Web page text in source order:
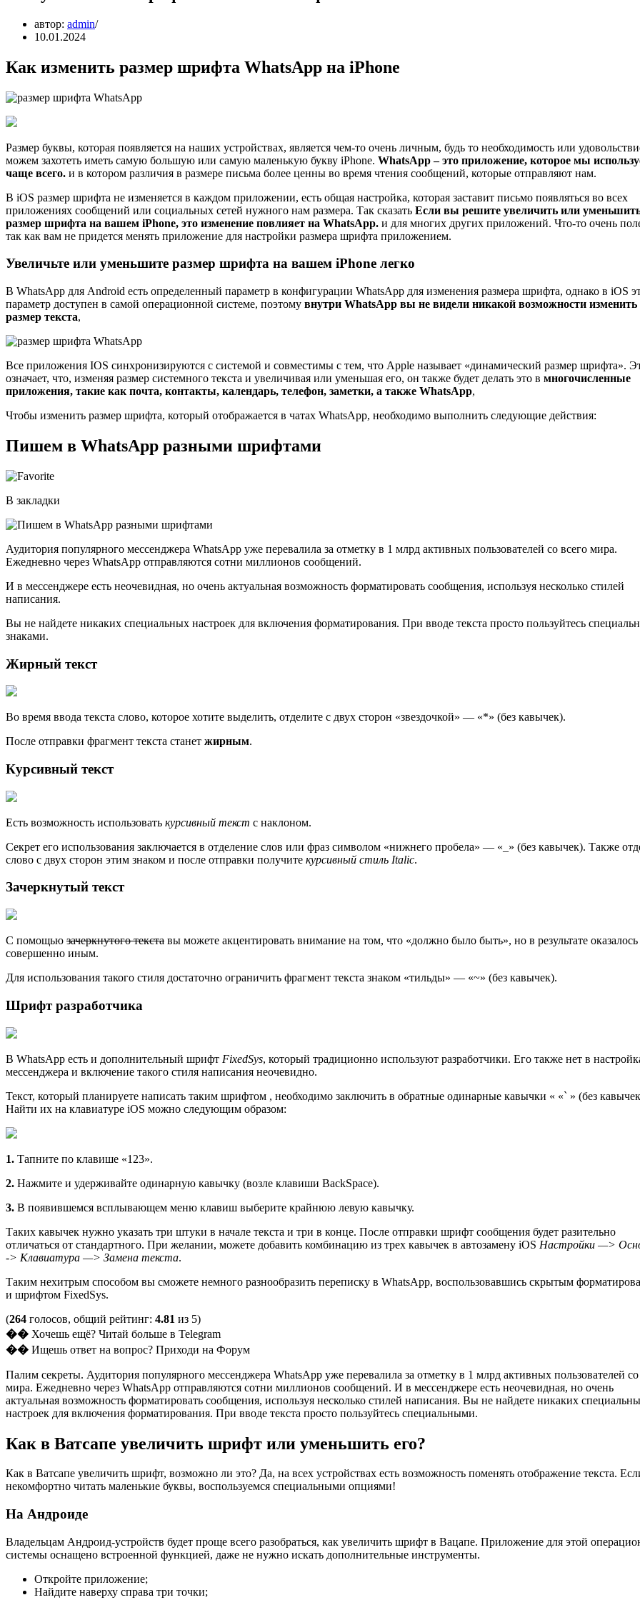
автор: admin
10.01.2024
Как изменить размер шрифта WhatsApp на iPhone
Размер буквы, которая появляется на наших устройствах, является чем-то очень личным, будь то необходимость или
можем захотеть иметь самую большую или самую маленькую букву iPhone. WhatsApp – это приложение, которое мы
чаще всего. и в котором различия в размере письма более ценны во время чтения сообщений, которые отправляют нам.
В iOS размер шрифта не изменяется в каждом приложении, есть общая настройка, которая заставит письмо появляться во всех
приложениях сообщений или социальных сетей нужного нам размера. Так сказать Если вы решите увеличить или
размер шрифта на вашем iPhone, это изменение повлияет на WhatsApp. и для многих других приложений. Что-то очень
так как вам не придется менять приложение для настройки размера шрифта приложением.
Увеличьте или уменьшите размер шрифта на вашем iPhone легко
В WhatsApp для Android есть определенный параметр в конфигурации WhatsApp для изменения размера шрифта, однако в iOS
параметр доступен в самой операционной системе, поэтому внутри WhatsApp вы не видели никакой возможности изменить
размер текста,
Все приложения IOS синхронизируются с системой и совместимы с тем, что Apple называет «динамический размер шрифта».
означает, что, изменяя размер системного текста и увеличивая или уменьшая его, он также будет делать это в многочисленные
приложения, такие как почта, контакты, календарь, телефон, заметки, а также WhatsApp,
Чтобы изменить размер шрифта, который отображается в чатах WhatsApp, необходимо выполнить следующие действия:
Пишем в WhatsApp разными шрифтами
В закладки
Аудитория популярного мессенджера WhatsApp уже перевалила за отметку в 1 млрд активных пользователей со всего мира.
Ежедневно через WhatsApp отправляются сотни миллионов сообщений.
И в мессенджере есть неочевидная, но очень актуальная возможность форматировать сообщения, используя несколько стилей
написания.
Вы не найдете никаких специальных настроек для включения форматирования. При вводе текста просто пользуйтесь
знаками.
Жирный текст
Во время ввода текста слово, которое хотите выделить, отделите с двух сторон «звездочкой» — «*» (без кавычек).
После отправки фрагмент текста станет жирным.
Курсивный текст
Есть возможность использовать курсивный текст с наклоном.
Секрет его использования заключается в отделение слов или фраз символом «нижнего пробела» — «_» (без кавычек). Также
слово с двух сторон этим знаком и после отправки получите курсивный стиль Italic.
Зачеркнутый текст
С помощью зачеркнутого текста вы можете акцентировать внимание на том, что «должно было быть», но в результате оказалось
совершенно иным.
Для использования такого стиля достаточно ограничить фрагмент текста знаком «тильды» — «~» (без кавычек).
Шрифт разработчика
В WhatsApp есть и дополнительный шрифт FixedSys, который традиционно используют разработчики. Его также нет в
мессенджера и включение такого стиля написания неочевидно.
Текст, который планируете написать таким шрифтом , необходимо заключить в обратные одинарные кавычки « «` » (без
Найти их на клавиатуре iOS можно следующим образом:
1. Тапните по клавише «123».
2. Нажмите и удерживайте одинарную кавычку (возле клавиши BackSpace).
3. В появившемся всплывающем меню клавиш выберите крайнюю левую кавычку.
Таких кавычек нужно указать три штуки в начале текста и три в конце. После отправки шрифт сообщения будет разительно
отличаться от стандартного. При желании, можете добавить комбинацию из трех кавычек в автозамену iOS Настройки —>
-> Клавиатура —> Замена текста.
Таким нехитрым способом вы сможете немного разнообразить переписку в WhatsApp, воспользовавшись скрытым
и шрифтом FixedSys.
(264 голосов, общий рейтинг: 4.81 из 5)
�� Хочешь ещё? Читай больше в Telegram
�� Ищешь ответ на вопрос? Приходи на Форум
Палим секреты. Аудитория популярного мессенджера WhatsApp уже перевалила за отметку в 1 млрд активных пользователей со
мира. Ежедневно через WhatsApp отправляются сотни миллионов сообщений. И в мессенджере есть неочевидная, но очень
актуальная возможность форматировать сообщения, используя несколько стилей написания. Вы не найдете никаких
настроек для включения форматирования. При вводе текста просто пользуйтесь специальными.
Как в Ватсапе увеличить шрифт или уменьшить его?
Как в Ватсапе увеличить шрифт, возможно ли это? Да, на всех устройствах есть возможность поменять отображение текста.
некомфортно читать маленькие буквы, воспользуемся специальными опциями!
На Андроиде
Владельцам Андроид-устройств будет проще всего разобраться, как увеличить шрифт в Вацапе. Приложение для этой
системы оснащено встроенной функцией, даже не нужно искать дополнительные инструменты.
Откройте приложение;
Найдите наверху справа три точки;